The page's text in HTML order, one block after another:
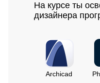
На курсе ты
дизайнера
Archicad